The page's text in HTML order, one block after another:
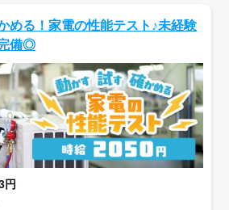
める！家電の性能テスト♪未経験
備◎
円